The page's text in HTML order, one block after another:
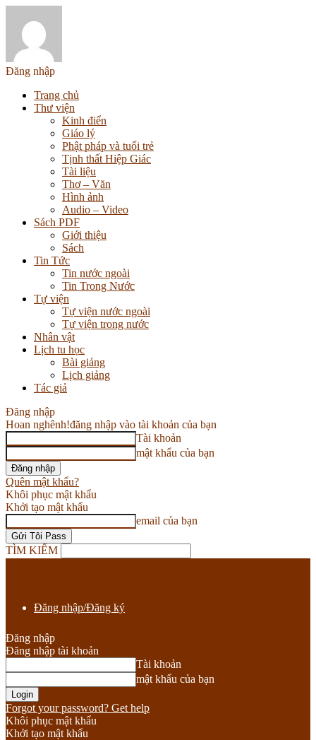
Đăng nhập
Trang chủ
Thư viện
Kinh điển
Giáo lý
Phật pháp và tuổi trẻ
Tịnh thất Hiệp Giác
Tài liệu
Thơ – Văn
Hình ảnh
Audio – Video
Sách PDF
Giới thiệu
Sách
Tin Tức
Tin nước ngoài
Tin Trong Nước
Tự viện
Tự viện nước ngoài
Tự viện trong nước
Nhân vật
Lịch tu học
Bài giảng
Lịch giảng
Tác giả
Đăng nhập
Hoan nghênh!đăng nhập vào tài khoản của bạn
Tài khoản
mật khẩu của bạn
Quên mật khẩu?
Khôi phục mật khẩu
Khởi tạo mật khẩu
email của bạn
TÌM KIẾM
Đăng nhập/Đăng ký
Đăng nhập
Đăng nhập tài khoản
Tài khoản
mật khẩu của bạn
Forgot your password? Get help
Khôi phục mật khẩu
Khởi tạo mật khẩu